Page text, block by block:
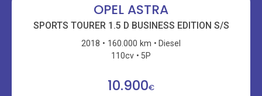
OPEL ASTRA
SPORTS TOURER 1.5 D BUSINESS EDITION S/S
2018 160.000 km
Diesel
110cv
5P
10.900€